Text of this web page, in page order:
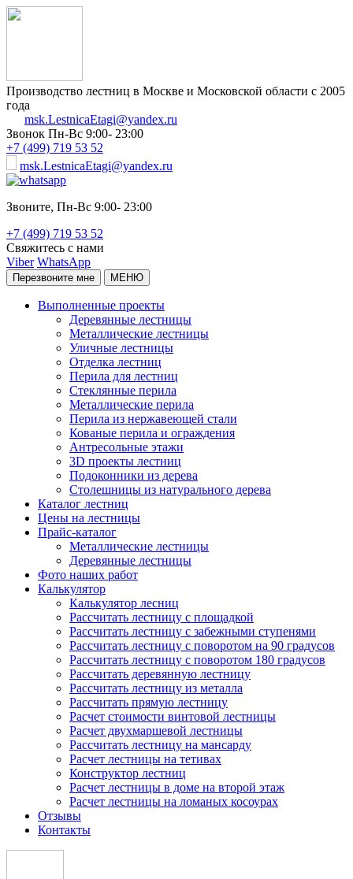
Производство лестниц в Москве и Московской области с 2005
года
msk.LestnicaEtagi@yandex.ru
Звонок Пн-Вс 9:00- 23:00
+7 (499) 719 53 52
msk.LestnicaEtagi@yandex.ru
Звоните, Пн-Вс 9:00- 23:00
+7 (499) 719 53 52
Свяжитесь с нами
Viber WhatsApp
Перезвоните мне МЕНЮ
Выполненные проекты
Деревянные лестницы
Металлические лестницы
Уличные лестницы
Отделка лестниц
Перила для лестниц
Стеклянные перила
Металлические перила
Перила из нержавеющей стали
Кованые перила и ограждения
Антресольные этажи
3D проекты лестниц
Подоконники из дерева
Столешницы из натурального дерева
Каталог лестниц
Цены на лестницы
Прайс-каталог
Металлические лестницы
Деревянные лестницы
Фото наших работ
Калькулятор
Калькулятор лесниц
Рассчитать лестницу с площадкой
Рассчитать лестницу с забежными ступенями
Рассчитать лестницу с поворотом на 90 градусов
Рассчитать лестницу с поворотом 180 градусов
Рассчитать деревянную лестницу
Рассчитать лестницу из металла
Рассчитать прямую лестницу
Расчет стоимости винтовой лестницы
Расчет двухмаршевой лестницы
Рассчитать лестницу на мансарду
Расчет лестницы на тетивах
Конструктор лестниц
Расчет лестницы в доме на второй этаж
Расчет лестницы на ломаных косоурах
Отзывы
Контакты